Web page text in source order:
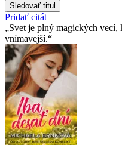
Sledovať titul
Pridať citát
Svet je plný magických vecí,
vnímavejší.